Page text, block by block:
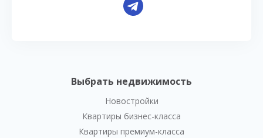
Выбрать недвижимость
Новостройки
Квартиры бизнес-класса
Квартиры премиум-класса